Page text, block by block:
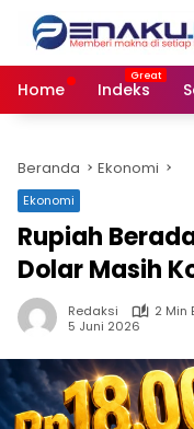
Langsung
konten
Home
Indeks
Beranda Ekonomi
Ekonomi
Rupiah
Dolar Masih
Redaksi
2 Min
5 Juni 2026